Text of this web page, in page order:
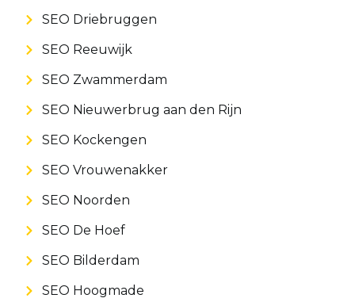
SEO Driebruggen
SEO Reeuwijk
SEO Zwammerdam
SEO Nieuwerbrug aan den Rijn
SEO Kockengen
SEO Vrouwenakker
SEO Noorden
SEO De Hoef
SEO Bilderdam
SEO Hoogmade